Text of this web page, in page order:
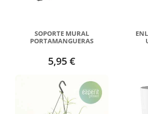
SOPORTE MURAL
PORTAMANGUERAS
5,95 €